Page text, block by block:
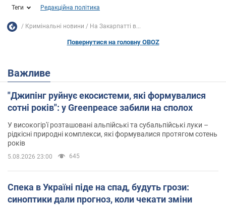
Теги Редакційна політика
Кримінальні новини На Закарпатті в...
Повернутися на головну OBOZ
Важливе
"Джипінг руйнує екосистеми, які формувалися
сотні років": у Greenpeace забили на сполох
У високогір'ї розташовані альпійські та субальпійські луки –
рідкісні природні комплекси, які формувалися протягом сотень
років
5.08.2026 23:00 645
Спека в Україні піде на спад, будуть грози:
синоптики дали прогноз, коли чекати зміни